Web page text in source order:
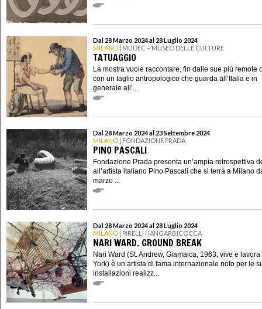
Dal 28 Marzo 2024 al 28 Luglio 2024
MILANO | MUDEC – MUSEO DELLE CULTURE
TATUAGGIO
La mostra vuole raccontare, fin dalle sue più remote
con un taglio antropologico che guarda all’Italia e in
generale all’...
Dal 28 Marzo 2024 al 23 Settembre 2024
MILANO | FONDAZIONE PRADA
PINO PASCALI
Fondazione Prada presenta un’ampia retrospettiva
all’artista italiano Pino Pascali che si terrà a Milano
marzo ...
Dal 28 Marzo 2024 al 28 Luglio 2024
MILANO | PIRELLI HANGARBICOCCA
NARI WARD. GROUND BREAK
Nari Ward (St. Andrew, Giamaica, 1963; vive e
York) è un artista di fama internazionale noto per le
installazioni realizz...